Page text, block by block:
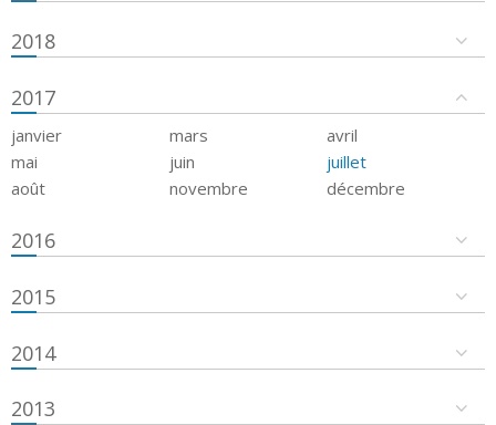
2018
2017
janvier mars
avril
mai
juin
juillet
août
novembre décembre
2016
2015
2014
2013